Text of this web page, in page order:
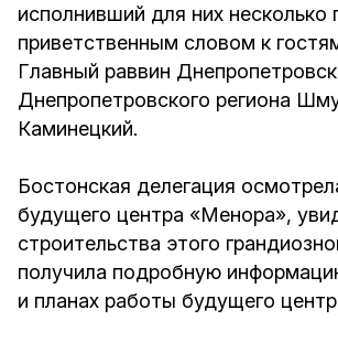
исполнивший для них несколько
приветственным словом к
Главный раввин
Днепропетровского региона
Каминецкий.
Бостонская делегация
будущего центра «Менора»,
строительства этого
получила подробную
и планах работы будущего